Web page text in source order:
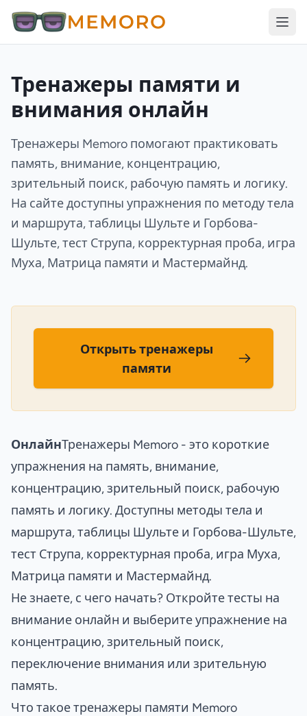
Тренажеры памяти и
внимания онлайн
Тренажеры Memoro помогают практиковать
память, внимание, концентрацию,
зрительный поиск, рабочую память и логику.
На сайте доступны упражнения по методу тела
и маршрута, таблицы Шульте и Горбова-
Шульте, тест Струпа, корректурная проба, игра
Муха, Матрица памяти и Мастермайнд.
Открыть тренажеры
памяти
ОнлайнТренажеры Memoro - это короткие
упражнения на память, внимание,
концентрацию, зрительный поиск, рабочую
память и логику. Доступны методы тела и
маршрута, таблицы Шульте и Горбова-Шульте,
тест Струпа, корректурная проба, игра Муха,
Матрица памяти и Мастермайнд.
Не знаете, с чего начать? Откройте тесты на
внимание онлайн и выберите упражнение на
концентрацию, зрительный поиск,
переключение внимания или зрительную
память.
Что такое тренажеры памяти Memoro